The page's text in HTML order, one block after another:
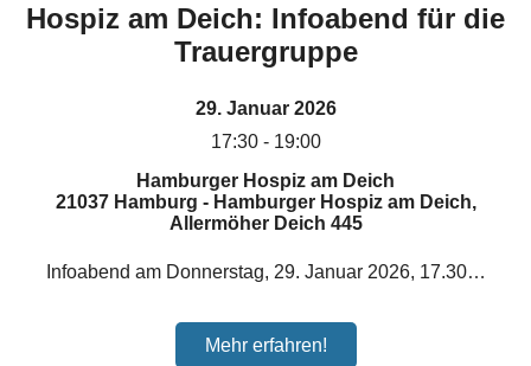
Hospiz am Deich: Infoabend für die
Trauergruppe
29. Januar 2026
17:30 - 19:00
Hamburger Hospiz am Deich
21037 Hamburg - Hamburger Hospiz am Deich,
Allermöher Deich 445
Infoabend am Donnerstag, 29. Januar 2026, 17.30…
Mehr erfahren!